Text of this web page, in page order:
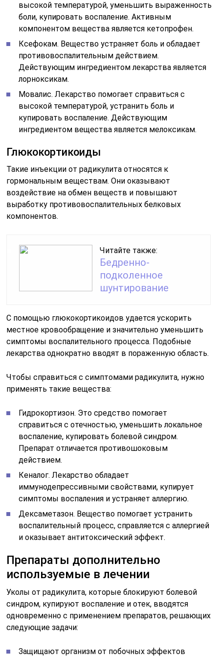
высокой температурой, уменьшить выраженность
боли, купировать воспаление. Активным
компонентом вещества является кетопрофен.
Ксефокам. Вещество устраняет боль и обладает
противовоспалительным действием.
Действующим ингредиентом лекарства является
лорноксикам.
Мовалис. Лекарство помогает справиться с
высокой температурой, устранить боль и
купировать воспаление. Действующим
ингредиентом вещества является мелоксикам.
Глюкокортикоиды
Такие инъекции от радикулита относятся к
гормональным веществам. Они оказывают
воздействие на обмен веществ и повышают
выработку противовоспалительных белковых
компонентов.
Читайте также:
Бедренно-
подколенное
шунтирование
С помощью глюкокортикоидов удается ускорить
местное кровообращение и значительно уменьшить
симптомы воспалительного процесса. Подобные
лекарства однократно вводят в пораженную область.
Чтобы справиться с симптомами радикулита, нужно
применять такие вещества:
Гидрокортизон. Это средство помогает
справиться с отечностью, уменьшить локальное
воспаление, купировать болевой синдром.
Препарат отличается противошоковым
действием.
Кеналог. Лекарство обладает
иммунодепрессивными свойствами, купирует
симптомы воспаления и устраняет аллергию.
Дексаметазон. Вещество помогает устранить
воспалительный процесс, справляется с аллергией
и оказывает антитоксический эффект.
Препараты дополнительно
используемые в лечении
Уколы от радикулита, которые блокируют болевой
синдром, купируют воспаление и отек, вводятся
одновременно с применением препаратов, решающих
следующие задачи:
Защищают организм от побочных эффектов